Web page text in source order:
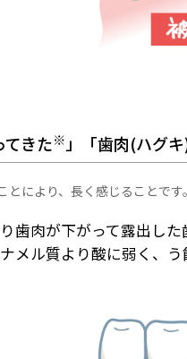
てきた※ 」「歯肉(ハグ
により、長く感じることです。
歯肉が下がって露出し
メル質より酸に弱く、う